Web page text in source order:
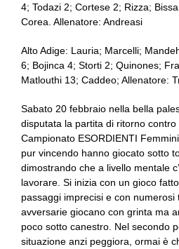
4; Todazi 2; Cortese 2; Rizza;
Corea. Allenatore: Andreasi
Alto Adige: Lauria; Marcelli;
6; Bojinca 4; Storti 2; Quinones;
Matlouthi 13; Caddeo; Allenatore:
Sabato 20 febbraio nella bella
disputata la partita di ritorno contro
Campionato ESORDIENTI
pur vincendo hanno giocato sotto
dimostrando che a livello mentale
lavorare. Si inizia con un gioco
passaggi imprecisi e con
avversarie giocano con grinta ma
poco sotto canestro. Nel secondo
situazione anzi peggiora, ormai è